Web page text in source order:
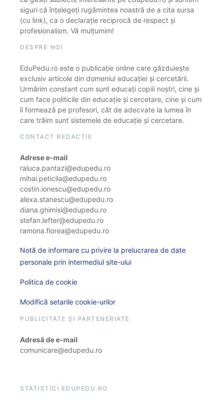
siguri că înțelegeți rugămintea noastră de a cita sursa
(cu link), ca o declarație reciprocă de respect și
profesionalism. Vă mulțumim!
DESPRE NOI
EduPedu.ro este o publicație online care găzduiește
exclusiv articole din domeniul educației și cercetării.
Urmărim constant cum sunt educați copiii noștri, cine și
cum face politicile din educație și cercetare, cine și cum
îi formează pe profesori, cât de adecvate la lumea în
care trăim sunt sistemele de educație și cercetare.
CONTACT REDACȚIE
Adrese e-mail
raluca.pantazi@edupedu.ro
mihai.peticila@edupedu.ro
costin.ionescu@edupedu.ro
alexa.stanescu@edupedu.ro
diana.ghimisi@edupedu.ro
stefan.lefter@edupedu.ro
ramona.florea@edupedu.ro
Notă de informare cu privire la prelucrarea de date
personale prin intermediul site-ului
Politica de cookie
Modifică setarile cookie-urilor
PUBLICITATE ȘI PARTENERIATE
Adresă de e-mail
comunicare@edupedu.ro
STATISTICI EDUPEDU.RO